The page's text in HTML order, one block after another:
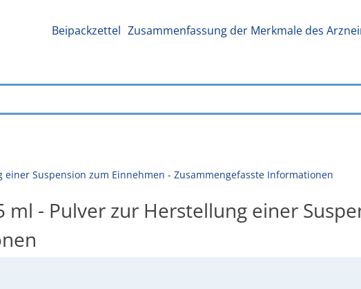
Beipackzettel Zusammenfassung der Merkmale des
Suspension zum Einnehmen - Zusammengefasste Informationen
- Pulver zur Herstellung einer